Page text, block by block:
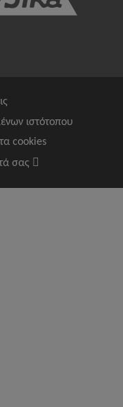
ιστότοπου
cookies
σας